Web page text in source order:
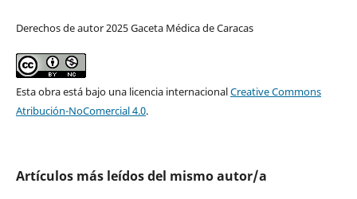
Derechos de autor 2025 Gaceta Médica de Caracas
Esta obra está bajo una licencia internacionalCreative Commons
Atribución-NoComercial 4.0.
Artículos más leídos del mismo autor/a